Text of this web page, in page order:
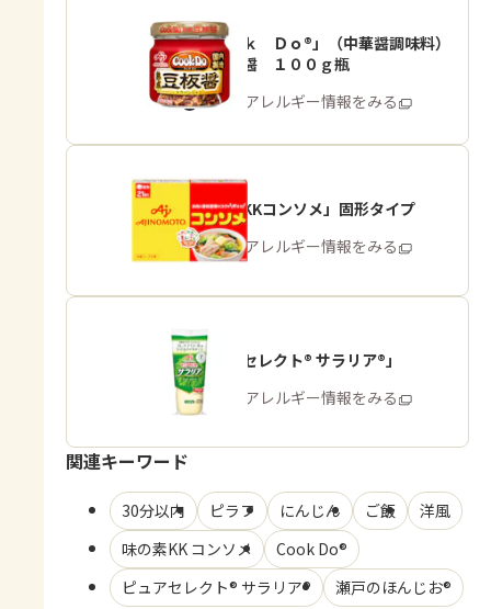
「Ｃｏｏｋ Ｄｏ®」（中華醤調味料）
熟成豆板醤 １００ｇ瓶
商品・アレルギー情報をみる
「味の素KKコンソメ」固形タイプ
商品・アレルギー情報をみる
「ピュアセレクト® サラリア®」
商品・アレルギー情報をみる
関連キーワード
30分以内 ピラフ にんじん ご飯
洋風
味の素KK コンソメ
Cook Do®
ピュアセレクト® サラリア®
瀬戸のほんじお®